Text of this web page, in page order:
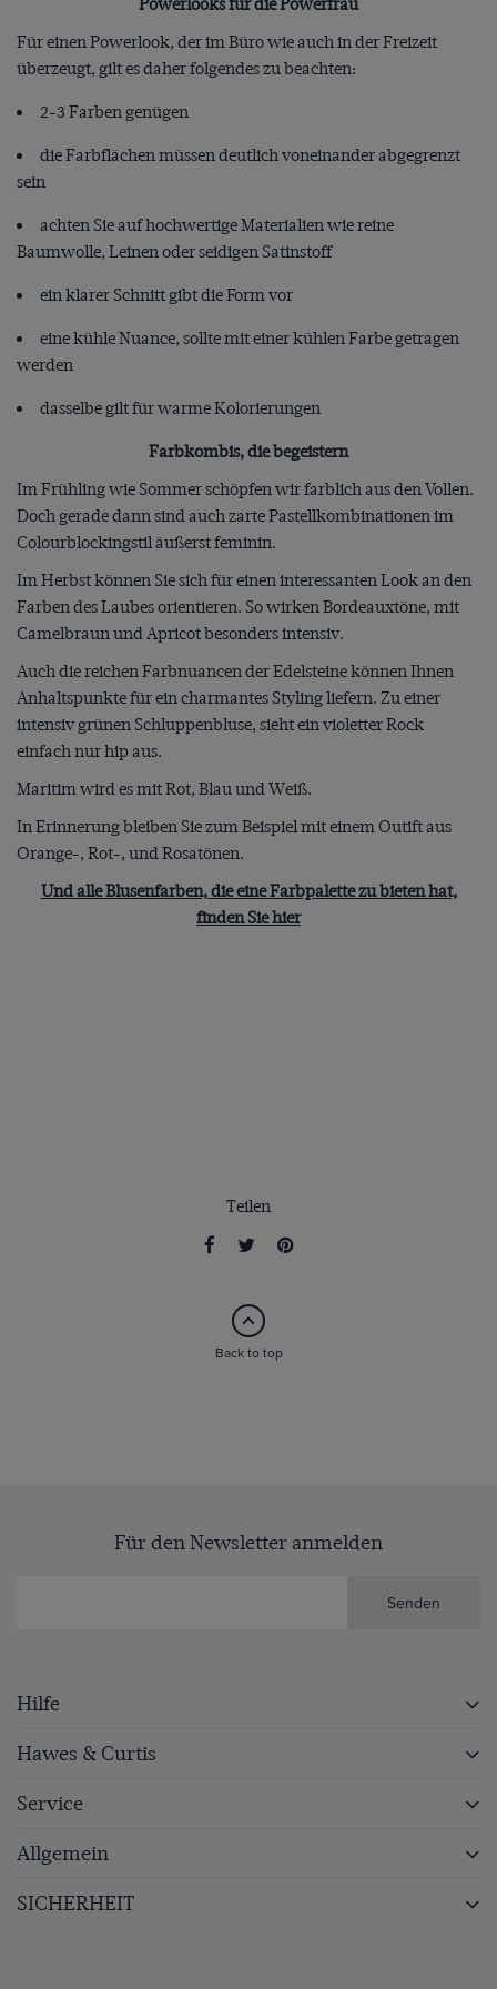
Powerlooks für die Powerfrau
Für einen Powerlook, der im Büro wie auch in der Freizeit
überzeugt, gilt es daher folgendes zu beachten:
2-3 Farben genügen
die Farbflächen müssen deutlich voneinander abgegrenzt
sein
achten Sie auf hochwertige Materialien wie reine
Baumwolle, Leinen oder seidigen Satinstoff
ein klarer Schnitt gibt die Form vor
eine kühle Nuance, sollte mit einer kühlen Farbe getragen
werden
dasselbe gilt für warme Kolorierungen
Farbkombis, die begeistern
Im Frühling wie Sommer schöpfen wir farblich aus den Vollen.
Doch gerade dann sind auch zarte Pastellkombinationen im
Colourblockingstil äußerst feminin.
Im Herbst können Sie sich für einen interessanten Look an den
Farben des Laubes orientieren. So wirken Bordeauxtöne, mit
Camelbraun und Apricot besonders intensiv.
Auch die reichen Farbnuancen der Edelsteine können Ihnen
Anhaltspunkte für ein charmantes Styling liefern. Zu einer
intensiv grünen Schluppenbluse, sieht ein violetter Rock
einfach nur hip aus.
Maritim wird es mit Rot, Blau und Weiß.
In Erinnerung bleiben Sie zum Beispiel mit einem Outift aus
Orange-, Rot-, und Rosatönen.
Und alle Blusenfarben, die eine Farbpalette zu bieten hat,
finden Sie hier
Teilen
Back to top
Für den Newsletter anmelden
Senden
Hilfe
Hawes & Curtis
Service
Allgemein
SICHERHEIT